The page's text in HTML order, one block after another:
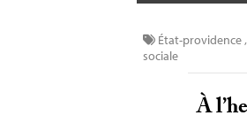
État-providence,
sociale
À